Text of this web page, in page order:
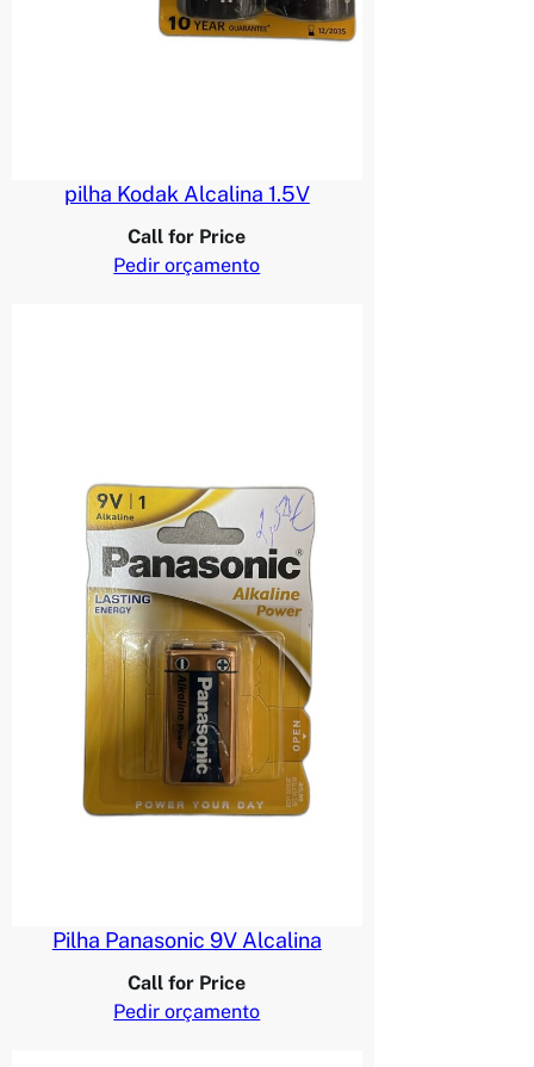
pilha Kodak Alcalina 1.5V
Call for Price
Pedir orçamento
Pilha Panasonic 9V Alcalina
Call for Price
Pedir orçamento